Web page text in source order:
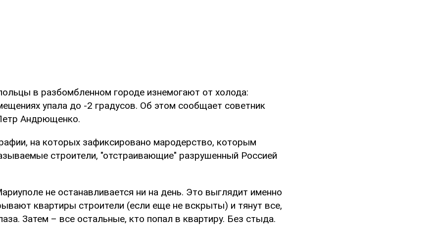
в разбомбленном городе изнемогают от холода:
упала до -2 градусов. Об этом сообщает советник
Андрющенко.
на которых зафиксировано мародерство, которым
строители, "отстраивающие" разрушенный Россией
не останавливается ни на день. Это выглядит именно
квартиры строители (если еще не вскрыты) и тянут все,
Затем – все остальные, кто попал в квартиру. Без стыда.